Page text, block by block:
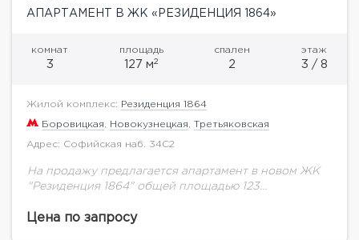
АПАРТАМЕНТ В ЖК «РЕЗИДЕНЦИЯ 1864»
комнат
3
площадь
127 м2
спален
2
этаж
3 / 8
Жилой комплекс: Резиденция 1864
Боровицкая Новокузнецкая Третьяковская
Адрес: Софийская наб. 34С2
На продажу предлагается апартамент в новом ЖК
"Резиденция 1864" общей площадью 123
комплекс, включающий в себя 68 апартаментов.
Цена по запросу